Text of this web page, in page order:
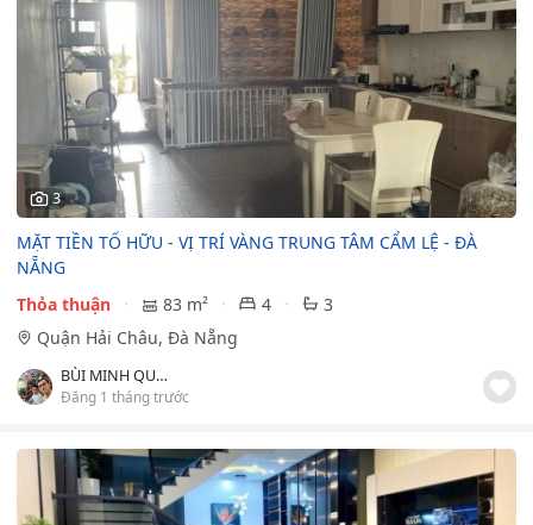
3
MẶT TIỀN TỐ HỮU - VỊ TRÍ VÀNG TRUNG TÂM CẨM LỆ - ĐÀ
NẴNG
Thỏa thuận
83 m² 4
3
Quận Hải Châu, Đà Nẵng
BÙI MINH QUYNH
Đăng 1 tháng trước